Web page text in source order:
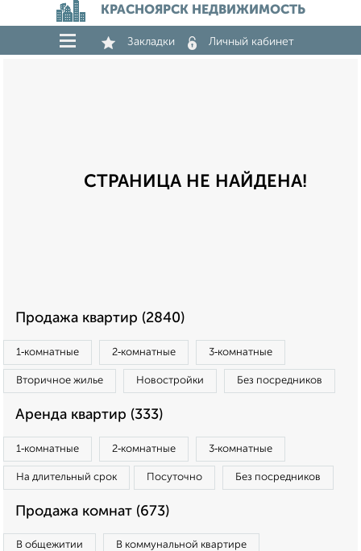
КРАСНОЯРСК НЕДВИЖИМОСТЬ
Закладки Личный кабинет
СТРАНИЦА НЕ НАЙДЕНА!
Продажа квартир (2840)
1‑комнатные 2‑комнатные 3‑комнатные
Вторичное жилье Новостройки Без посредников
Аренда квартир (333)
1‑комнатные 2‑комнатные 3‑комнатные
На длительный срок Посуточно Без посредников
Продажа комнат (673)
В общежитии В коммунальной квартире